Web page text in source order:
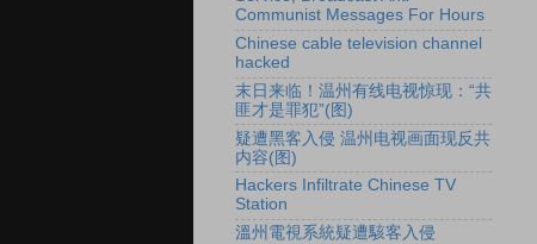
Communist Messages For Hours
Chinese cable television channel
hacked
末日来临！温州有线电视惊现：“共
匪才是罪犯”(图)
疑遭黑客入侵 温州电视画面现反共
内容(图)
Hackers Infiltrate Chinese TV
Station
溫州電視系統疑遭駭客入侵